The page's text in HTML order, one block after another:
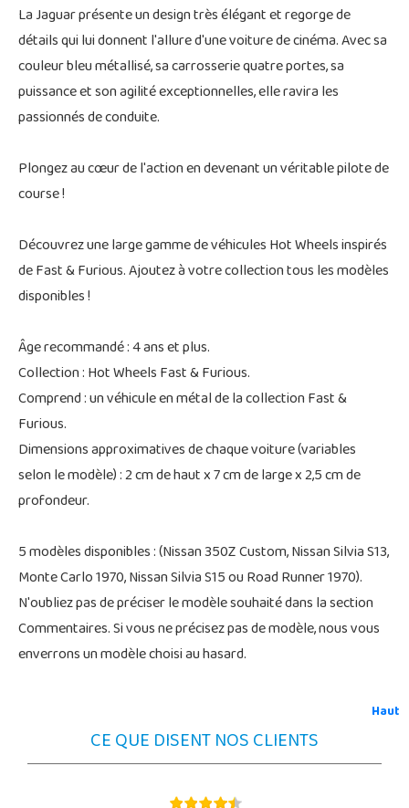
La Jaguar présente un design très élégant et regorge de
détails qui lui donnent l'allure d'une voiture de cinéma. Avec sa
couleur bleu métallisé, sa carrosserie quatre portes, sa
puissance et son agilité exceptionnelles, elle ravira les
passionnés de conduite.
Plongez au cœur de l'action en devenant un véritable pilote de
course !
Découvrez une large gamme de véhicules Hot Wheels inspirés
de Fast & Furious. Ajoutez à votre collection tous les modèles
disponibles !
Âge recommandé : 4 ans et plus.
Collection : Hot Wheels Fast & Furious.
Comprend : un véhicule en métal de la collection Fast &
Furious.
Dimensions approximatives de chaque voiture (variables
selon le modèle) : 2 cm de haut x 7 cm de large x 2,5 cm de
profondeur.
5 modèles disponibles : (Nissan 350Z Custom, Nissan Silvia S13,
Monte Carlo 1970, Nissan Silvia S15 ou Road Runner 1970).
N'oubliez pas de préciser le modèle souhaité dans la section
Commentaires. Si vous ne précisez pas de modèle, nous vous
enverrons un modèle choisi au hasard.
Haut
CE QUE DISENT NOS CLIENTS